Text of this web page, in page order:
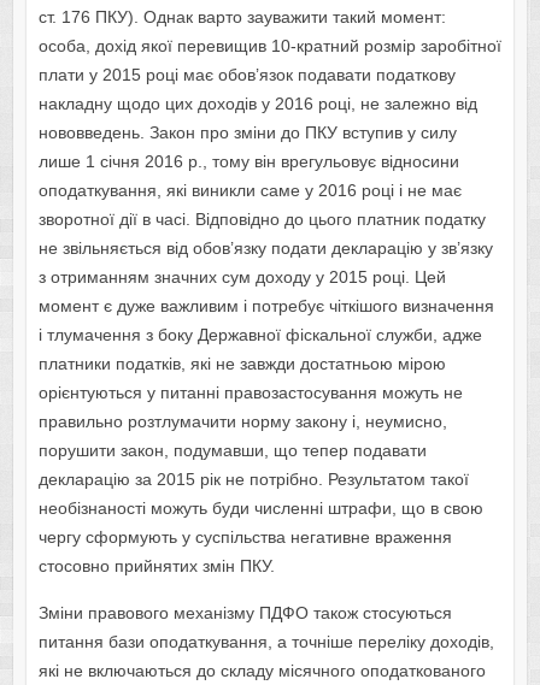
ст. 176 ПКУ). Однак варто зауважити такий момент:
особа, дохід якої перевищив 10-кратний розмір заробітної
плати у 2015 році має обов’язок подавати податкову
накладну щодо цих доходів у 2016 році, не залежно від
нововведень. Закон про зміни до ПКУ вступив у силу
лише 1 січня 2016 р., тому він врегульовує відносини
оподаткування, які виникли саме у 2016 році і не має
зворотної дії в часі. Відповідно до цього платник податку
не звільняється від обов’язку подати декларацію у зв’язку
з отриманням значних сум доходу у 2015 році. Цей
момент є дуже важливим і потребує чіткішого визначення
і тлумачення з боку Державної фіскальної служби, адже
платники податків, які не завжди достатньою мірою
орієнтуються у питанні правозастосування можуть не
правильно розтлумачити норму закону і, неумисно,
порушити закон, подумавши, що тепер подавати
декларацію за 2015 рік не потрібно. Результатом такої
необізнаності можуть буди численні штрафи, що в свою
чергу сформують у суспільства негативне враження
стосовно прийнятих змін ПКУ.
Зміни правового механізму ПДФО також стосуються
питання бази оподаткування, а точніше переліку доходів,
які не включаються до складу місячного оподаткованого